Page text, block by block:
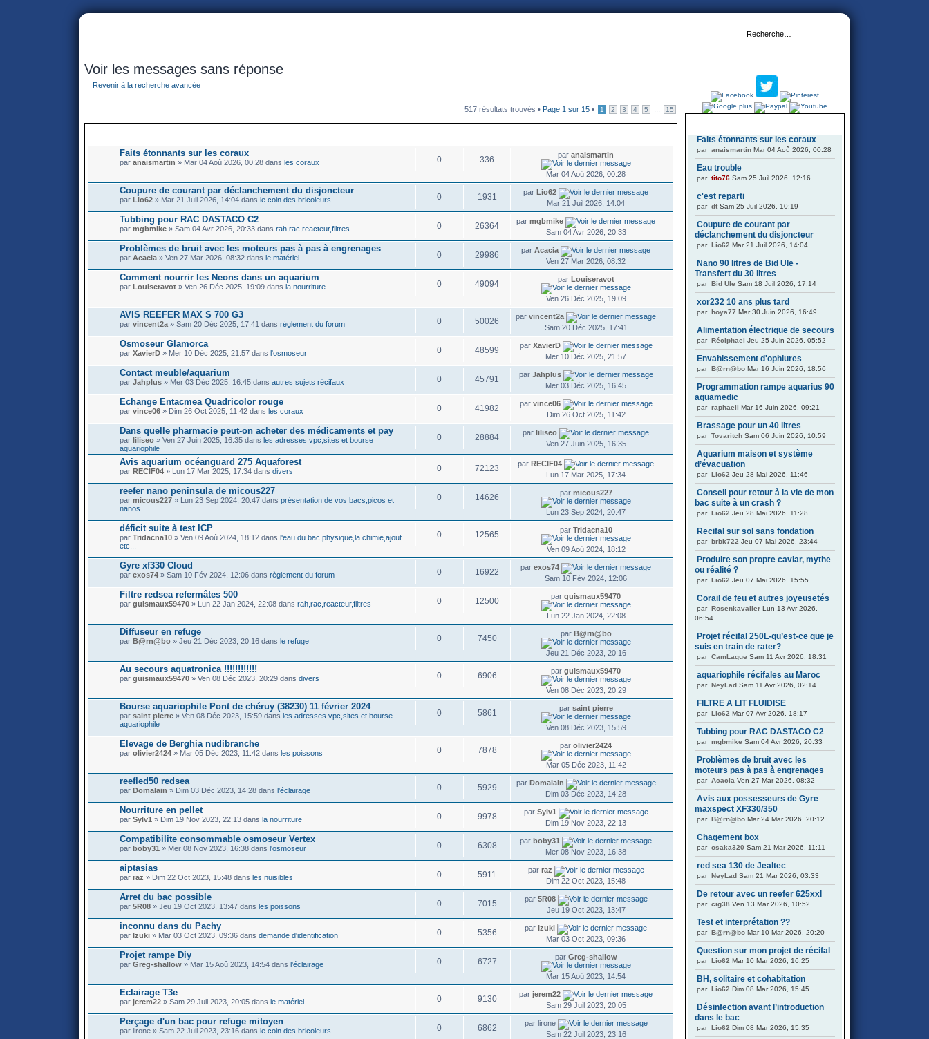
Voir les messages sans réponse
Revenir à la recherche avancée
517 résultats trouvés • Page 1 sur 15 • 1 2 3 4 5 15
Faits étonnants sur les coraux
par anaismartin » Mar 04 Aoû 2026, 00:28 dans les coraux 0 336 paranaismartin
Mar 04 Aoû 2026, 00:28
Coupure de courant par déclanchement du disjoncteur
par Lio62 » Mar 21 Juil 2026, 14:04 dans le coin des bricoleurs 0 1931 parLio62
Mar 21 Juil 2026, 14:04
Tubbing pour RAC DASTACO C2
par mgbmike » Sam 04 Avr 2026, 20:33 dans rah,rac,reacteur,filtres 0 26364 parmgbmike
Sam 04 Avr 2026, 20:33
Problèmes de bruit avec les moteurs pas à pas à engrenages
par Acacia » Ven 27 Mar 2026, 08:32 dans le matériel 0 29986 parAcacia
Ven 27 Mar 2026, 08:32
Comment nourrir les Neons dans un aquarium
par Louiseravot » Ven 26 Déc 2025, 19:09 dans la nourriture 0 49094 par Louiseravot
Ven 26 Déc 2025, 19:09
AVIS REEFER MAX S 700 G3
par vincent2a » Sam 20 Déc 2025, 17:41 dans règlement du forum 0 50026 parvincent2a
Sam 20 Déc 2025, 17:41
Osmoseur Glamorca
par XavierD » Mer 10 Déc 2025, 21:57 dans l'osmoseur 0 48599 par XavierD
Mer 10 Déc 2025, 21:57
Contact meuble/aquarium
par Jahplus » Mer 03 Déc 2025, 16:45 dans autres sujets récifaux 0 45791 par Jahplus
Mer 03 Déc 2025, 16:45
Echange Entacmea Quadricolor rouge
par vince06 » Dim 26 Oct 2025, 11:42 dans les coraux 0 41982 par vince06
Dim 26 Oct 2025, 11:42
Dans quelle pharmacie peut-on acheter des médicaments et pay
par liliseo » Ven 27 Juin 2025, 16:35 dans les adresses vpc,sites et bourse
aquariophile
0 28884 parliliseo
Ven 27 Juin 2025, 16:35
Avis aquarium océanguard 275 Aquaforest
par RECIF04 » Lun 17 Mar 2025, 17:34 dans divers 0 72123 parRECIF04
Lun 17 Mar 2025, 17:34
reefer nano peninsula de micous227
par micous227 » Lun 23 Sep 2024, 20:47 dans présentation de vos bacs,picos et
nanos
0 14626 par micous227
Lun 23 Sep 2024, 20:47
déficit suite à test ICP
par Tridacna10 » Ven 09 Aoû 2024, 18:12 dans l'eau du bac,physique,la chimie,ajout
etc...
0 12565 par Tridacna10
Ven 09 Aoû 2024, 18:12
Gyre xf330 Cloud
par exos74 » Sam 10 Fév 2024, 12:06 dans règlement du forum 0 16922 parexos74
Sam 10 Fév 2024, 12:06
Filtre redsea refermâtes 500
par guismaux59470 » Lun 22 Jan 2024, 22:08 dans rah,rac,reacteur,filtres 0 12500 parguismaux59470
Lun 22 Jan 2024, 22:08
Diffuseur en refuge
par B@rn@bo » Jeu 21 Déc 2023, 20:16 dans le refuge 0 7450 par B@rn@bo
Jeu 21 Déc 2023, 20:16
Au secours aquatronica !!!!!!!!!!!!
par guismaux59470 » Ven 08 Déc 2023, 20:29 dans divers 0 6906 parguismaux59470
Ven 08 Déc 2023, 20:29
Bourse aquariophile Pont de chéruy (38230) 11 février 2024
par saint pierre » Ven 08 Déc 2023, 15:59 dans les adresses vpc,sites et bourse
aquariophile
0 5861 par saint pierre
Ven 08 Déc 2023, 15:59
Elevage de Berghia nudibranche
par olivier2424 » Mar 05 Déc 2023, 11:42 dans les poissons 0 7878 parolivier2424
Mar 05 Déc 2023, 11:42
reefled50 redsea
par Domalain » Dim 03 Déc 2023, 14:28 dans l'éclairage 0 5929 par Domalain
Dim 03 Déc 2023, 14:28
Nourriture en pellet
par Sylv1 » Dim 19 Nov 2023, 22:13 dans la nourriture 0 9978 par Sylv1
Dim 19 Nov 2023, 22:13
Compatibilite consommable osmoseur Vertex
par boby31 » Mer 08 Nov 2023, 16:38 dans l'osmoseur 0 6308 parboby31
Mer 08 Nov 2023, 16:38
aiptasias
par raz » Dim 22 Oct 2023, 15:48 dans les nuisibles 0 5911 par raz
Dim 22 Oct 2023, 15:48
Arret du bac possible
par 5R08 » Jeu 19 Oct 2023, 13:47 dans les poissons 0 7015 par 5R08
Jeu 19 Oct 2023, 13:47
inconnu dans du Pachy
par Izuki » Mar 03 Oct 2023, 09:36 dans demande d'identification 0 5356 parIzuki
Mar 03 Oct 2023, 09:36
Projet rampe Diy
par Greg-shallow » Mar 15 Aoû 2023, 14:54 dans l'éclairage 0 6727 par Greg-shallow
Mar 15 Aoû 2023, 14:54
Eclairage T3e
par jerem22 » Sam 29 Juil 2023, 20:05 dans le matériel 0 9130 parjerem22
Sam 29 Juil 2023, 20:05
Perçage d'un bac pour refuge mitoyen
par lirone » Sam 22 Juil 2023, 23:16 dans le coin des bricoleurs 0 6862
par lirone
Sam 22 Juil 2023, 23:16
Faits étonnants sur les coraux
par anaismartin Mar 04 Aoû 2026, 00:28
Eau trouble
par tito76 Sam 25 Juil 2026, 12:16
c'est reparti
par dt Sam 25 Juil 2026, 10:19
Coupure de courant par
déclanchement du disjoncteur
par Lio62 Mar 21 Juil 2026, 14:04
Nano 90 litres de Bid Ule -
Transfert du 30 litres
par Bid Ule Sam 18 Juil 2026, 17:14
xor232 10 ans plus tard
par hoya77 Mar 30 Juin 2026, 16:49
Alimentation électrique de secours
par Réciphael Jeu 25 Juin 2026, 05:52
Envahissement d'ophiures
par B@rn@bo Mar 16 Juin 2026, 18:56
Programmation rampe aquarius 90
aquamedic
par raphaell Mar 16 Juin 2026, 09:21
Brassage pour un 40 litres
par Tovaritch Sam 06 Juin 2026, 10:59
Aquarium maison et système
d’évacuation
par Lio62 Jeu 28 Mai 2026, 11:46
Conseil pour retour à la vie de mon
bac suite à un crash ?
par Lio62 Jeu 28 Mai 2026, 11:28
Recifal sur sol sans fondation
par brbk722 Jeu 07 Mai 2026, 23:44
Produire son propre caviar, mythe
ou réalité ?
par Lio62 Jeu 07 Mai 2026, 15:55
Corail de feu et autres joyeusetés
par Rosenkavalier Lun 13 Avr 2026,
06:54
Projet récifal 250L-qu’est-ce que je
suis en train de rater?
par CamLaque Sam 11 Avr 2026, 18:31
aquariophile récifales au Maroc
par NeyLad Sam 11 Avr 2026, 02:14
FILTRE A LIT FLUIDISE
par Lio62 Mar 07 Avr 2026, 18:17
Tubbing pour RAC DASTACO C2
par mgbmike Sam 04 Avr 2026, 20:33
Problèmes de bruit avec les
moteurs pas à pas à engrenages
par Acacia Ven 27 Mar 2026, 08:32
Avis aux possesseurs de Gyre
maxspect XF330/350
par B@rn@bo Mar 24 Mar 2026, 20:12
Chagement box
par osaka320 Sam 21 Mar 2026, 11:11
red sea 130 de Jealtec
par NeyLad Sam 21 Mar 2026, 03:33
De retour avec un reefer 625xxl
par cig38 Ven 13 Mar 2026, 10:52
Test et interprétation ??
par B@rn@bo Mar 10 Mar 2026, 20:20
Question sur mon projet de récifal
par Lio62 Mar 10 Mar 2026, 16:25
BH, solitaire et cohabitation
par Lio62 Dim 08 Mar 2026, 15:45
Désinfection avant l’introduction
dans le bac
par Lio62 Dim 08 Mar 2026, 15:35